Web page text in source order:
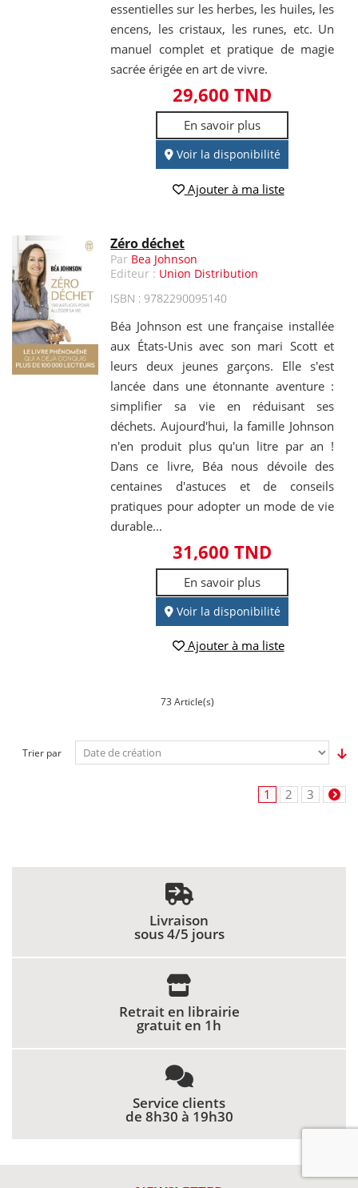
essentielles sur les herbes, les huiles, les
encens, les cristaux, les runes, etc. Un
manuel complet et pratique de magie
sacrée érigée en art de vivre.
29,600 TND
En savoir plus
Voir la disponibilité
Ajouter à ma liste
Zéro déchet
Par Bea Johnson
Editeur : Union Distribution
ISBN : 9782290095140
Béa Johnson est une française installée
aux États-Unis avec son mari Scott et
leurs deux jeunes garçons. Elle s'est
lancée dans une étonnante aventure :
simplifier sa vie en réduisant ses
déchets. Aujourd'hui, la famille Johnson
n'en produit plus qu'un litre par an !
Dans ce livre, Béa nous dévoile des
centaines d'astuces et de conseils
pratiques pour adopter un mode de vie
durable...
31,600 TND
En savoir plus
Voir la disponibilité
Ajouter à ma liste
73 Article(s)
Trier par
1 2 3
Livraison
sous 4/5 jours
Retrait en librairie
gratuit en 1h
Service clients
de 8h30 à 19h30